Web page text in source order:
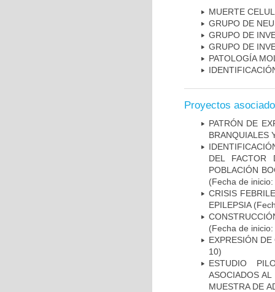
MUERTE
GRUPO DE
GRUPO DE
GRUPO DE
PATOLOGÍA
Proyectos
PATRÓN DE
BRANQUIALES
DEL FACTOR
POBLACIÓN
(Fecha de
CRISIS
EPILEPSIA
(Fecha de
EXPRESIÓN
10)
ESTUDIO
ASOCIADOS
MUESTRA DE